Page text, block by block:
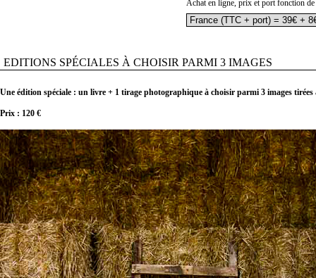
Achat en ligne, prix et port fonction de
EDITIONS SPÉCIALES À CHOISIR PARMI 3 IMAGES
Une édition spéciale : un livre + 1 tirage photographique à choisir parmi 3 images tirées
Prix : 120 €